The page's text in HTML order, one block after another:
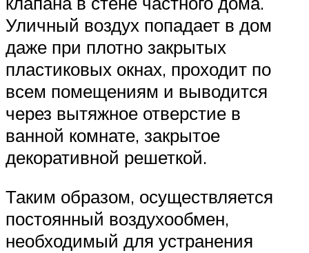
Уличный воздух попадает в дом
даже при плотно закрытых
пластиковых окнах, проходит по
всем помещениям и выводится
через вытяжное отверстие в
ванной комнате, закрытое
декоративной решеткой.
Таким образом, осуществляется
постоянный воздухообмен,
необходимый для устранения